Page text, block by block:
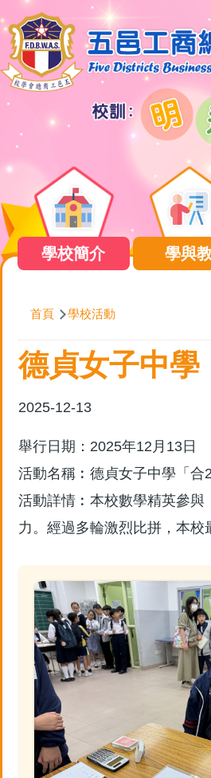
移至主內容
Main
navigation
學校簡介 學與
航
連
結
首頁 學校活動
德貞女子中學
2025-12-13
舉行日期：2025年12月13日
活動名稱︰德
活動詳情︰本校數學精英參
力。經過多輪激烈比拼，本校